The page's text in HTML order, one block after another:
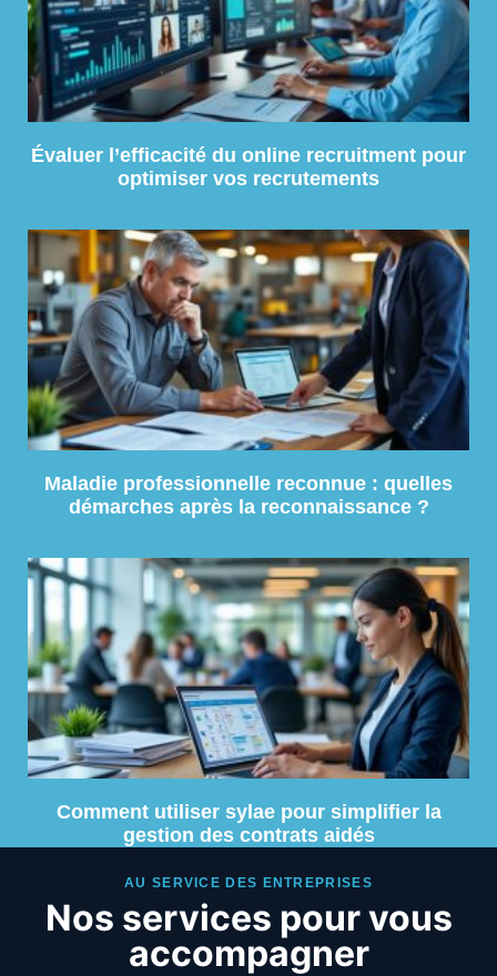
Évaluer l’efficacité du online recruitment pour
optimiser vos recrutements
Maladie professionnelle reconnue : quelles
démarches après la reconnaissance ?
Comment utiliser sylae pour simplifier la
gestion des contrats aidés
AU SERVICE DES ENTREPRISES
Nos services pour vous
accompagner